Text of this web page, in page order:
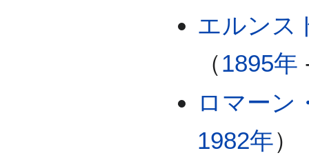
エルンス
（1895年
ロマーン
1982年）